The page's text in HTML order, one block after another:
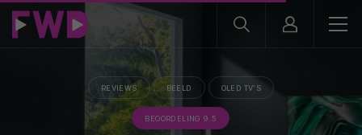
REVIEWS BEELD OLED TV'S
BEOORDELING 9.5